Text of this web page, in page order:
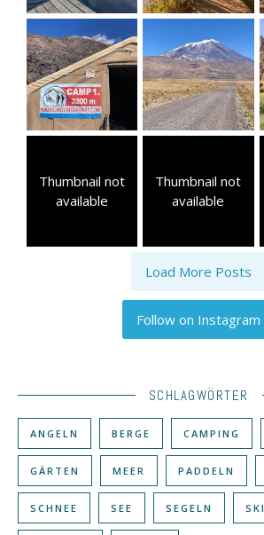
Thumbnail not
available
Thumbnail not
available
Load More Posts
Follow on Instagram
SCHLAGWÖRTER
ANGELN BERGE CAMPING
GÄRTEN MEER PADDELN
SCHNEE SEE SEGELN SKI